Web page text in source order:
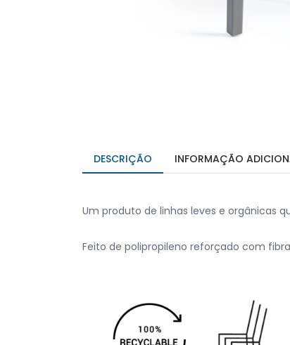
DESCRIÇÃO INFORMAÇÃO
Um produto de linhas leves e orgânicas
Feito de polipropileno reforçado com